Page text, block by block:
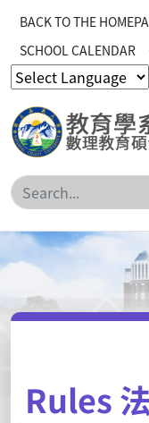
BACK TO THE
SCHOOL CALENDAR
Rules